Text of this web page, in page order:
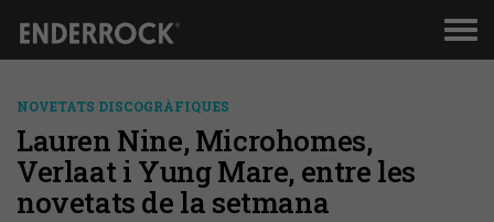
NOVETATS DISCOGRÀFIQUES
Lauren Nine, Microhomes,
Verlaat i Yung Mare, entre les
novetats de la setmana